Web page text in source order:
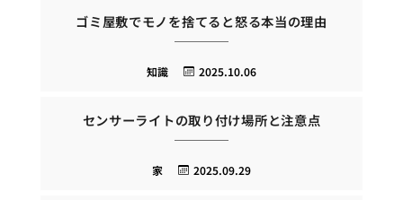
ゴミ屋敷でモノを捨てると怒る本当の理由
2025.10.06
知識
センサーライトの取り付け場所と注意点
2025.09.29
家